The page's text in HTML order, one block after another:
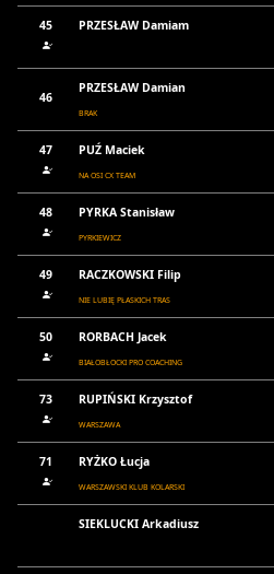
45
PRZESŁAW Damiam
46
PRZESŁAW Damian
BRAK
47 PUŹ Maciek
NA OSI CX TEAM
48 PYRKA Stanisław
PYRKIEWICZ
49 RACZKOWSKI Filip
NIE LUBIĘ PŁASKICH TRAS
50 RORBACH Jacek
BIAŁOBŁOCKI PRO COACHING
73 RUPIŃSKI Krzysztof
WARSZAWA
71 RYŻKO Łucja
WARSZAWSKI KLUB KOLARSKI
SIEKLUCKI Arkadiusz